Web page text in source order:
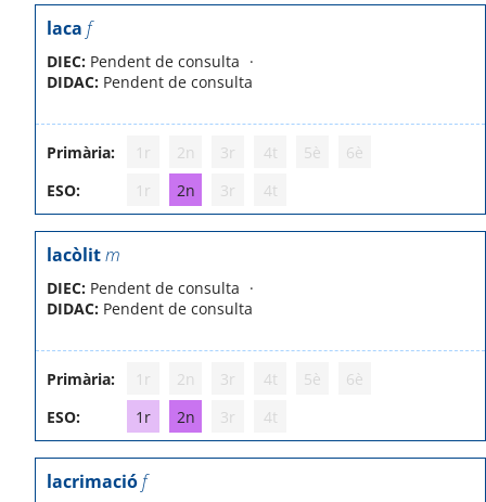
laca f
DIEC: Pendent de consulta
DIDAC: Pendent de consulta
Primària: 1r 2n 3r 4t 5è
6è
ESO:
1r 2n 3r 4t
lacòlitm
DIEC: Pendent de consulta
DIDAC: Pendent de consulta
Primària: 1r 2n 3r 4t 5è
6è
ESO:
1r 2n 3r 4t
lacrimacióf